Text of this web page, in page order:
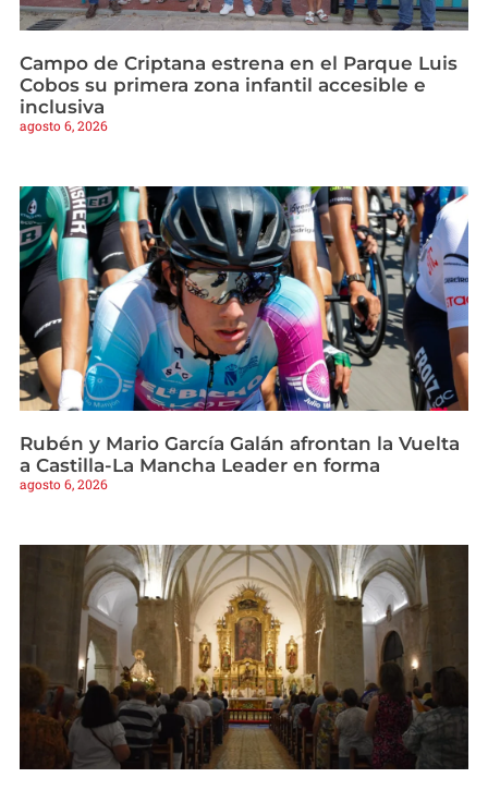
Campo de Criptana estrena en el Parque Luis
Cobos su primera zona infantil accesible e
inclusiva
agosto 6, 2026
Rubén y Mario García Galán afrontan la Vuelta
a Castilla-La Mancha Leader en forma
agosto 6, 2026